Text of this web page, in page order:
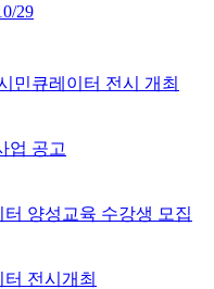
29
민큐레이터 전시 개최
업 공고
양성교육 수강생 모집
전시개최